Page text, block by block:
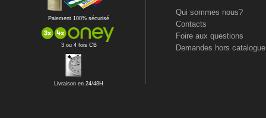
Paiement 100% sécurisé
3 ou 4 fois CB
Livraison en 24/48H
Qui sommes nous?
Contacts
Foire aux questions
Demandes hors catalogue